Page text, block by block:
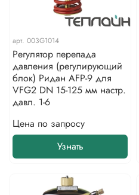
арт. 003G1014
Регулятор перепада
давления (регулирующий
блок) Ридан AFP-9 для
VFG2 DN 15-125 мм настр.
давл. 1-6
Цена по запросу
Узнать